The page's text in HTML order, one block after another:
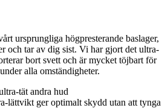
ursprungliga högpresterande baslager,
och tar av dig sist. Vi har gjort det ultra-
bort svett och är mycket töjbart för
alla omständigheter.
tät andra hud
lättvikt ger optimalt skydd utan att tynga